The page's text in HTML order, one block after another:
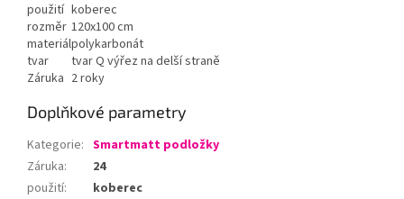
použití koberec
rozměr 120x100 cm
materiálpolykarbonát
tvar
tvar Q výřez na delší straně
Záruka 2 roky
Doplňkové parametry
Kategorie: Smartmatt podložky
Záruka:
24
použití:
koberec